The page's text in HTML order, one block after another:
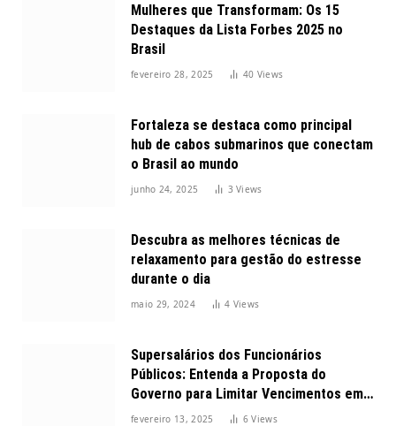
Mulheres que Transformam: Os 15
Destaques da Lista Forbes 2025 no
Brasil
fevereiro 28, 2025 40 Views
Fortaleza se destaca como principal
hub de cabos submarinos que conectam
o Brasil ao mundo
junho 24, 2025 3Views
Descubra as melhores técnicas de
relaxamento para gestão do estresse
durante o dia
maio 29, 2024 4 Views
Supersalários dos Funcionários
Públicos: Entenda a Proposta do
Governo para Limitar Vencimentos em
2025
fevereiro 13, 2025 6Views